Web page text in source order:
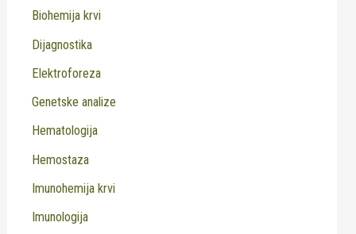
Biohemija krvi
Dijagnostika
Elektroforeza
Genetske analize
Hematologija
Hemostaza
Imunohemija krvi
Imunologija